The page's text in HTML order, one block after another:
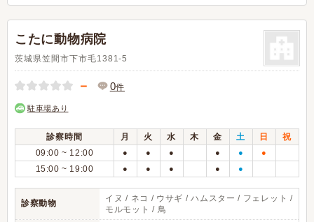
こたに動物病院
茨城県笠間市下市毛1381-5
－ 0件
駐車場あり
診察時間 月 火 水 木 金 土 日
祝
09:00 ~ 12:00
● ● ● ● ● ●
15:00 ~ 19:00 ● ● ● ● ●
診察動物
イヌ / ネコ / ウサギ / ハムスター / フェレット /
モルモット / 鳥